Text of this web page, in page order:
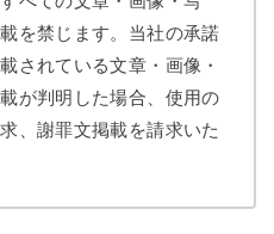
を禁じます。当社の承諾
されている文章・画像・
が判明した場合、使用の
、謝罪文掲載を請求いた